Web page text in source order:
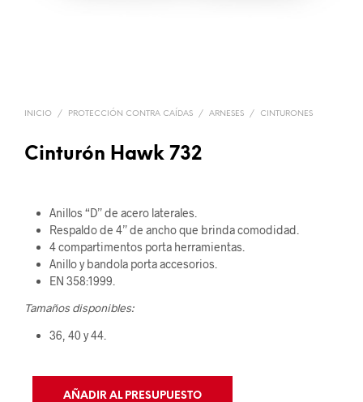
INICIO / PROTECCIÓN CONTRA CAÍDAS / ARNESES / CINTURONES
Cinturón Hawk 732
Anillos “D” de acero laterales.
Respaldo de 4” de ancho que brinda comodidad.
4 compartimentos porta herramientas.
Anillo y bandola porta accesorios.
EN 358:1999.
Tamaños disponibles:
36, 40 y 44.
AÑADIR AL PRESUPUESTO